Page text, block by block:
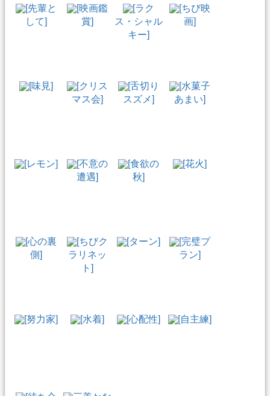
[先輩と
して]
[映画鑑
賞]
[ラク
ス・シャル
キー]
[ちび映
画]
[味見]
[クリス
マス会]
[舌切り
スズメ]
[水菓子
あまい]
[レモン]
[不意の
遭遇]
[食欲の
秋]
[花火]
[心の裏
側]
[ちびク
ラリネッ
ト]
[ターン]
[完璧プ
ラン]
[努力家] [水着] [心配性] [自主練]